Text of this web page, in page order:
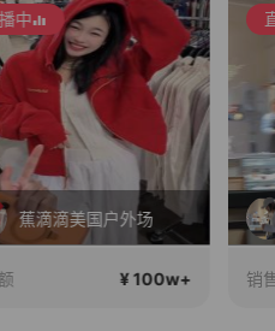
直播中
夏季收官
¥